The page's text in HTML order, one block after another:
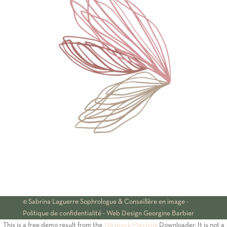
© Sabrina Laguerre Sophrologue & Conseillère en image -
Politique de confidentialité- Web Design Georgine Barbier
This is a free demo result from the Wayback MachineDownloader. It is not a